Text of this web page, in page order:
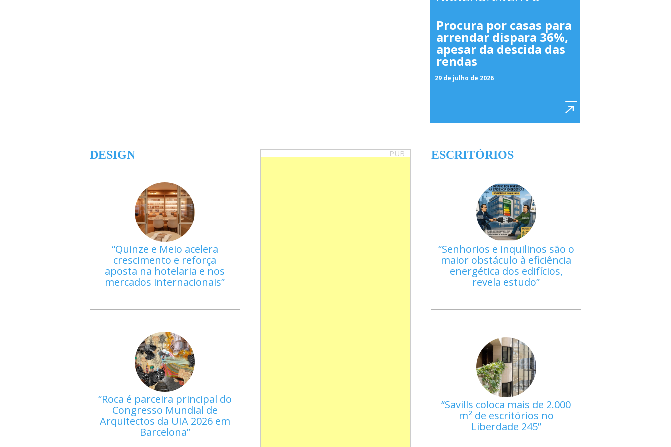
Procura por casas para
arrendar dispara 36%,
apesar da descida das
rendas
29 de julho de 2026
DESIGN
Quinze e Meio acelera
crescimento e reforça
aposta na hotelaria e nos
mercados internacionais
Roca é parceira principal do
Congresso Mundial de
Arquitectos da UIA 2026 em
Barcelona
PUB ESCRITÓRIOS
Senhorios e inquilinos são o
maior obstáculo à eficiência
energética dos edifícios,
revela estudo
Savills coloca mais de 2.000
m² de escritórios no
Liberdade 245